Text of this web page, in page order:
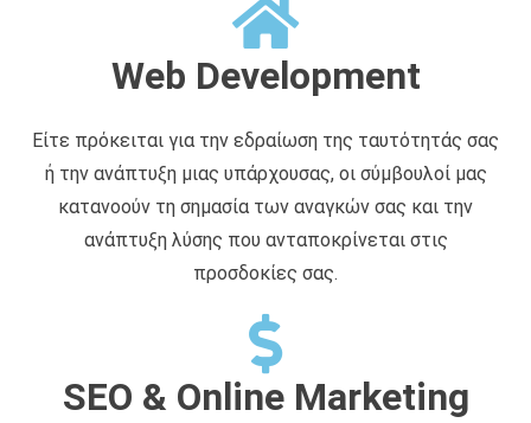
Web Development
Είτε πρόκειται για την εδραίωση της ταυτότητάς σας
ή την ανάπτυξη μιας υπάρχουσας, οι σύμβουλοί μας
κατανοούν τη σημασία των αναγκών σας και την
ανάπτυξη λύσης που ανταποκρίνεται στις
προσδοκίες σας.
SEO & Online Marketing